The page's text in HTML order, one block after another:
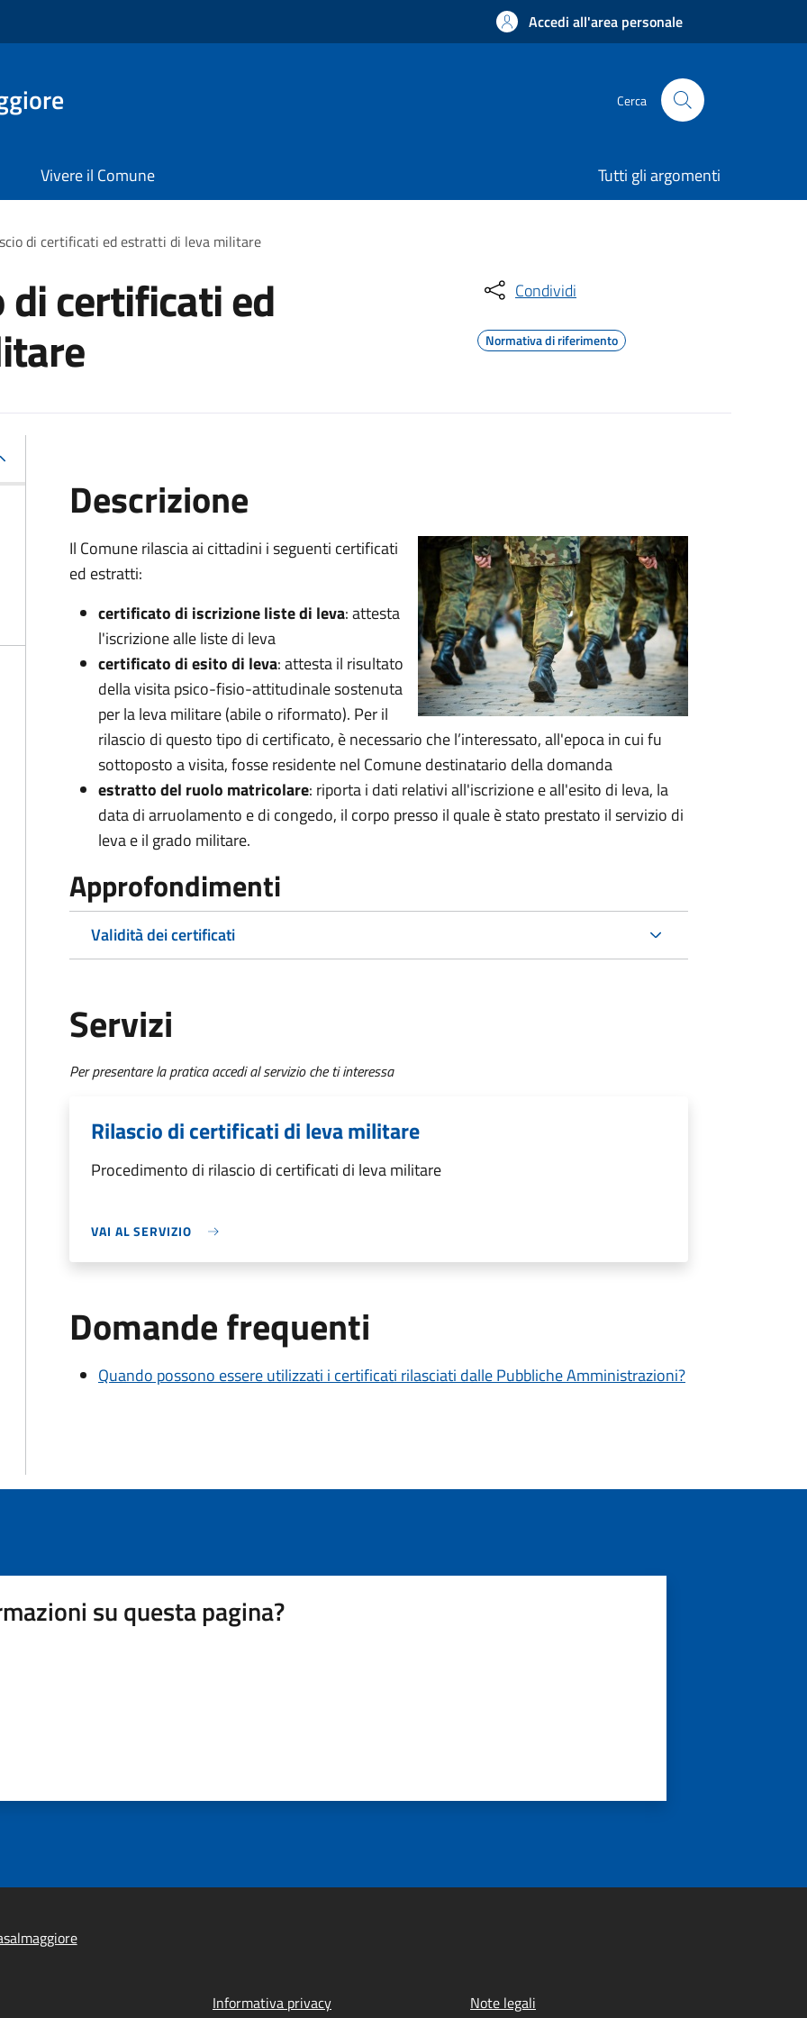
Accedi all'area personale
Cerca
Vivere il Comune Tutti gli argomenti
di certificati ed estratti di leva militare
di certificati ed Condividi
Normativa di riferimento
Descrizione
Il Comune rilascia ai cittadini i seguenti certificati
ed estratti:
certificato di iscrizione liste di leva: attesta
l'iscrizione alle liste di leva
certificato di esito di leva: attesta il risultato
della visita psico-fisio-attitudinale sostenuta
per la leva militare (abile o riformato). Per il
rilascio di questo tipo di certificato, è necessario che l’interessato, all'epoca in cui fu
sottoposto a visita, fosse residente nel Comune destinatario della domanda
estratto del ruolo matricolare: riporta i dati relativi all'iscrizione e all'esito di leva, la
data di arruolamento e di congedo, il corpo presso il quale è stato prestato il servizio di
leva e il grado militare.
Approfondimenti
Validità dei certificati
Servizi
Per presentare la pratica accedi al servizio che ti interessa
Rilascio di certificati di leva militare
Procedimento di rilascio di certificati di leva militare
VAI AL SERVIZIO
Domande frequenti
Quando possono essere utilizzati i certificati rilasciati dalle Pubbliche Amministrazioni?
su questa pagina?
Informativa privacy Note legali